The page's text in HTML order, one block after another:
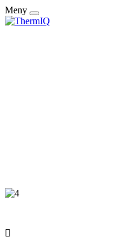
Meny
Slå
på/av